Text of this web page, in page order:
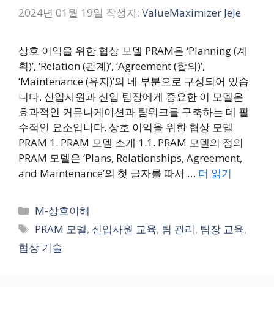
2024년 01월 19일 작성자: ValueMaximizer JeJe
상호 이익을 위한 협상 모델 PRAM은 ‘Planning (계
획)’, ‘Relation (관계)’, ‘Agreement (합의)’,
‘Maintenance (유지)’의 네 부분으로 구성되어 있습
니다. 신입사원과 신입 팀장에게 중요한 이 모델은
효과적인 커뮤니케이션과 팀워크를 구축하는 데 필
수적인 요소입니다. 상호 이익을 위한 협상 모델
PRAM 1. PRAM 모델 소개 1.1. PRAM 모델의 정의
PRAM 모델은 ‘Plans, Relationships, Agreement,
and Maintenance’의 첫 글자를 따서 … 더 읽기
카
테
리
M-상호이해
태
그
PRAM 모델, 신입사원 교육, 팀 관리, 팀장 교육,
협상 기술